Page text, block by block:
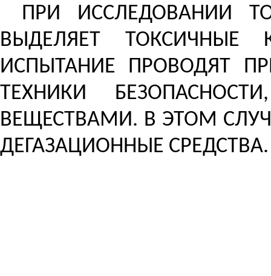
ПРИ ИССЛЕДОВАНИИ
ВЫДЕЛЯЕТ
ИСПЫТАНИЕ ПРОВОДЯТ
ТЕХНИКИ
ВЕЩЕСТВАМИ. В ЭТОМ
ДЕГАЗАЦИОННЫЕ СРЕДСТВА.